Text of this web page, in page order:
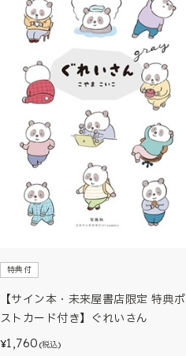
特典付
【サイン本・未来屋書店限定 特典ポ
ストカード付き】ぐれいさん
¥1,760 (税込)